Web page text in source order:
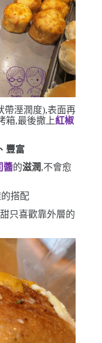
帶溼潤度),表面再
箱,最後撒上紅椒
豐富
醬的滋潤,不會愈
搭配
只喜歡靠外層的